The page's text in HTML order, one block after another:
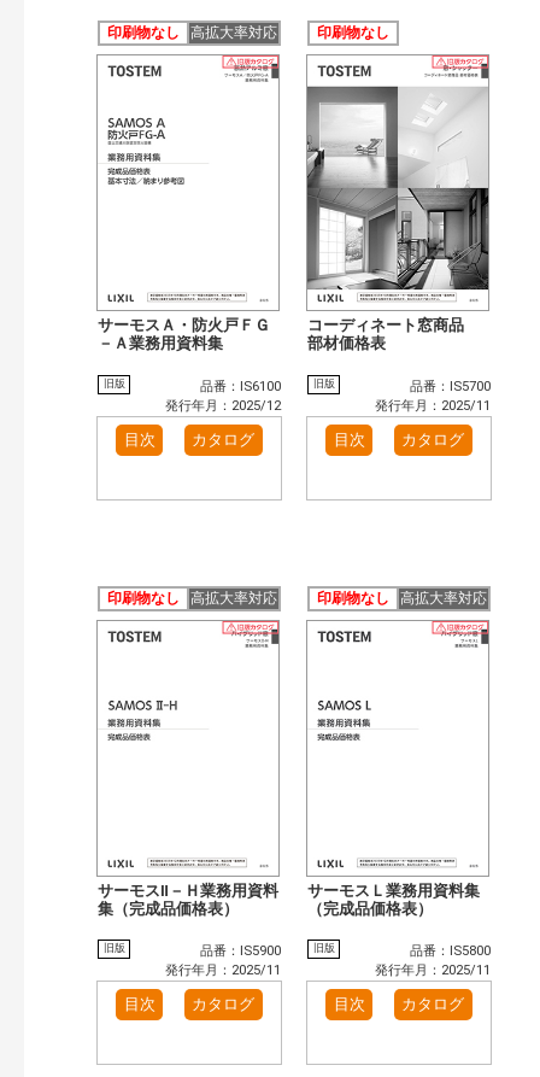
印刷物なし 高拡大率対応
サーモスＡ・防火戸ＦＧ
－Ａ業務用資料集
旧版
品番：IS6100
発行年月：2025/12
目次 カタログ
印刷物なし
コーディネート窓商品
部材価格表
旧版
品番：IS5700
発行年月：2025/11
目次 カタログ
印刷物なし 高拡大率対応
サーモスⅡ－Ｈ業務用資料
集（完成品価格表）
旧版
品番：IS5900
発行年月：2025/11
目次 カタログ
印刷物なし 高拡大率対応
サーモスＬ業務用資料集
（完成品価格表）
旧版
品番：IS5800
発行年月：2025/11
目次 カタログ